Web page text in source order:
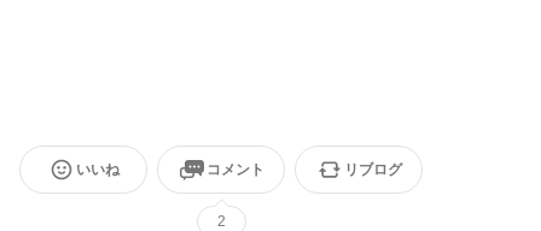
いいね コメント
2
リブログ